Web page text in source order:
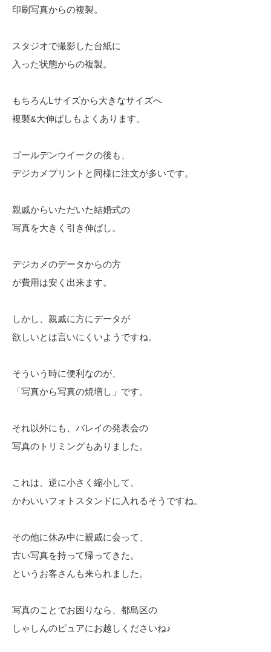
印刷写真からの複製。
スタジオで撮影した台紙に
入った状態からの複製。
もちろんLサイズから大きなサイズへ
複製&大伸ばしもよくあります。
ゴールデンウイークの後も、
デジカメプリントと同様に注文が多いです。
親戚からいただいた結婚式の
写真を大きく引き伸ばし。
デジカメのデータからの方
が費用は安く出来ます。
しかし、親戚に方にデータが
欲しいとは言いにくいようですね。
そういう時に便利なのが、
「写真から写真の焼増し」です。
それ以外にも、バレイの発表会の
写真のトリミングもありました。
これは、逆に小さく縮小して、
かわいいフォトスタンドに入れるそうですね。
その他に休み中に親戚に会って、
古い写真を持って帰ってきた。
というお客さんも来られました。
写真のことでお困りなら、都島区の
しゃしんのピュアにお越しくださいね♪